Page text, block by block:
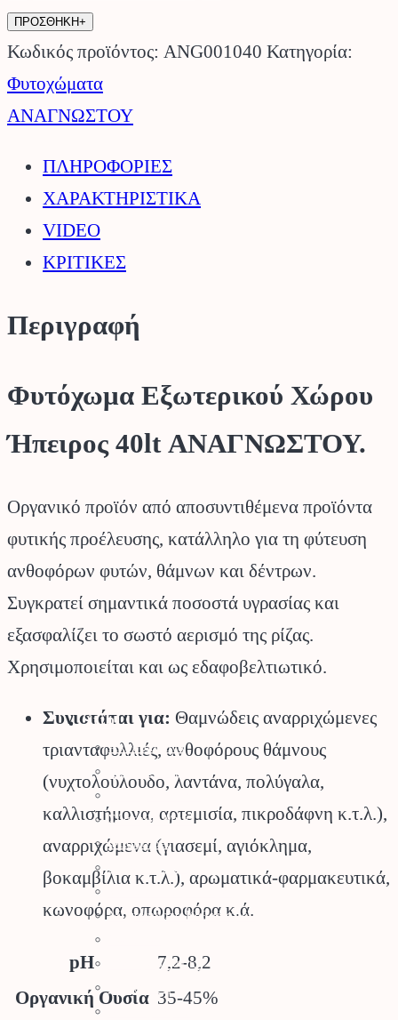
Εξωτερικού
Χώρου
Ήπειρος
40lt
ποσότητα
ΠΡΟΣΘΗΚΗ+
Κωδικός προϊόντος: ANG001040 Κατηγορία:
Φυτοχώματα
ΑΝΑΓΝΩΣΤΟΥ
ΠΛΗΡΟΦΟΡΙΕΣ
ΧΑΡΑΚΤΗΡΙΣΤΙΚΑ
VIDEO
ΚΡΙΤΙΚΕΣ
Περιγραφή
Φυτόχωμα Εξωτερικού Χώρου
Ήπειρος 40lt ΑΝΑΓΝΩΣΤΟΥ.
Οργανικό προϊόν από αποσυντιθέμενα προϊόντα
φυτικής προέλευσης, κατάλληλο για τη φύτευση
ανθοφόρων φυτών, θάμνων και δέντρων.
Συγκρατεί σημαντικά ποσοστά υγρασίας και
εξασφαλίζει το σωστό αερισμό της ρίζας.
Χρησιμοποιείται και ως εδαφοβελτιωτικό.
Συνιστάται για: Θαμνώδεις αναρριχώμενες
τριανταφυλλιές, ανθοφόρους θάμνους
(νυχτολούλουδο, λαντάνα, πολύγαλα,
καλλιστήμονα, αρτεμισία, πικροδάφνη κ.τ.λ.),
αναρριχώμενα (γιασεμί, αγιόκλημα,
βοκαμβίλια κ.τ.λ.), αρωματικά-φαρμακευτικά,
κωνοφόρα, οπωροφόρα κ.ά.
pH
7,2-8,2
Οργανική Ουσία 35-45%
Stihl
Αλυσοπρίονα
Χορτοκοπτικά
Σύστημα Kombi
Σύστημα Multi
Φυσητήρες
Μηχανές Γκαζόν
Ψαλίδια Μπορντούρας
Μηχανήματα Καθαρισμού
Ελαιοραβδιστικά
Τεμαχιστές